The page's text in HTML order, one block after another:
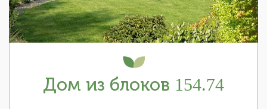
Дом из блоков 154.74